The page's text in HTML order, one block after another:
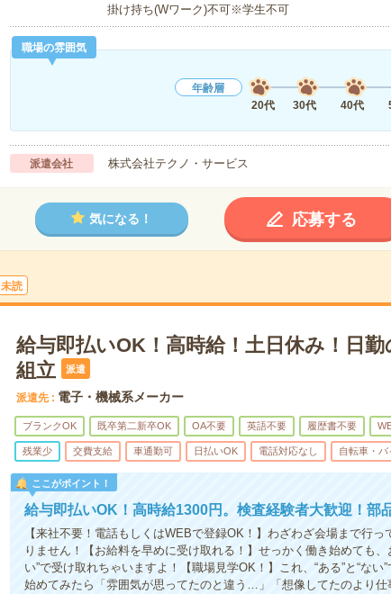
掛け持ち(Wワーク)不可※学生不可
職場の雰囲気
年齢層
20代
30代 40代
派遣会社 株式会社テクノ・サービス
気になる！ 応募する
未読
給与即払いOK！高時給！土日休み！日
組立
派遣
派遣先 電子・機械系メーカー
ブランクOK 既卒第二新卒OK OA不要 英語不要 履歴書不要
残業少 交費支給 車通勤可 日払いOK 電話対応なし 自転車・バ
ここがポイント！
給与即払いOK！高時給1300円。検査経験者大歓迎！部
【来社不要！電話もしくはWEBで登録OK！】わざわざ会場まで行
りません！【お給料を早めに受け取れる！】せっかく働き始めても
い”で受け取れちゃいますよ！【職場見学OK！】これ、“ある”と“な
始めてみたら「雰囲気が思ってたのと違う…」「想像してたのより